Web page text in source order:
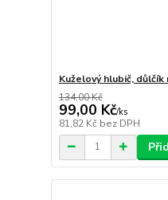
Kuželový hlubič, důlčík
134,00 Kč
99,00 Kč/ks
81,82 Kč bez DPH